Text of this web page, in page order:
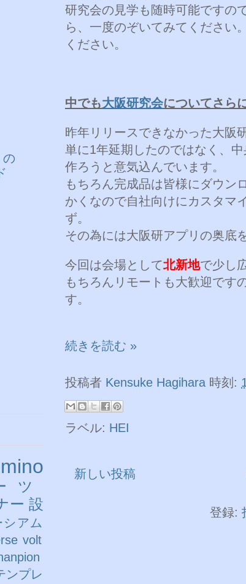
研究会の見学も随時可能ですの
ら、一度のぞいてみてください
ください。
中でも大阪研究会についてさら
昨年リリースできなかった大阪
単に1年延期したのではなく、
作ろうと意気込んでいます。
もちろん完成品は皆様にダウン
かくなので自社向けにカスタマ
ず。
その為には大阪研アプリの奥底
今回は会場として北新地で少し
もちろんリモートも大歓迎です
す。
続きを読む »
投稿者 Kensuke Hagihara 時刻:
ラベル: HEI
新しい投稿
登録:
の
ツ
ー 設
シアム
volt
ンプレ